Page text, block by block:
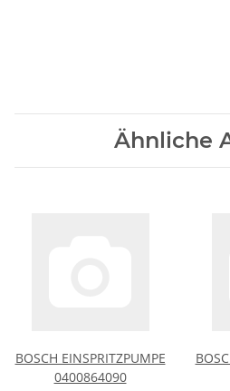
Ähnliche
BOSCH EINSPRITZPUMPE
0400864090